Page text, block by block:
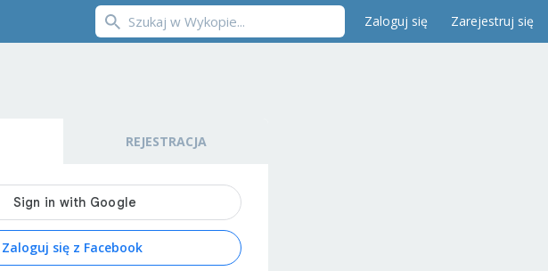
Zaloguj się Zarejestruj się
REJESTRACJA
Zaloguj się z Facebook